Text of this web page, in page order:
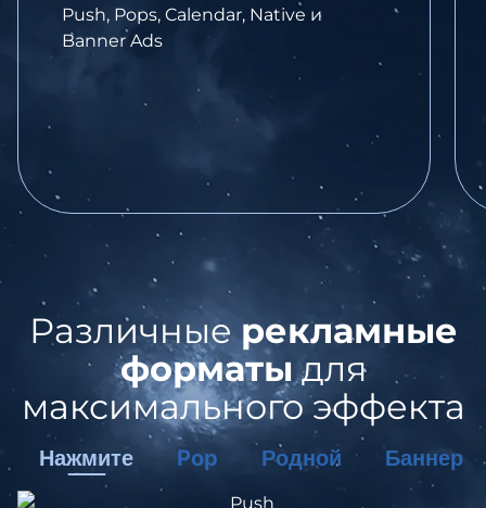
Push, Pops, Calendar, Native и
Banner Ads
Различныерекламные
форматыдля
максимального эффекта
Нажмите Pop Родной Баннер